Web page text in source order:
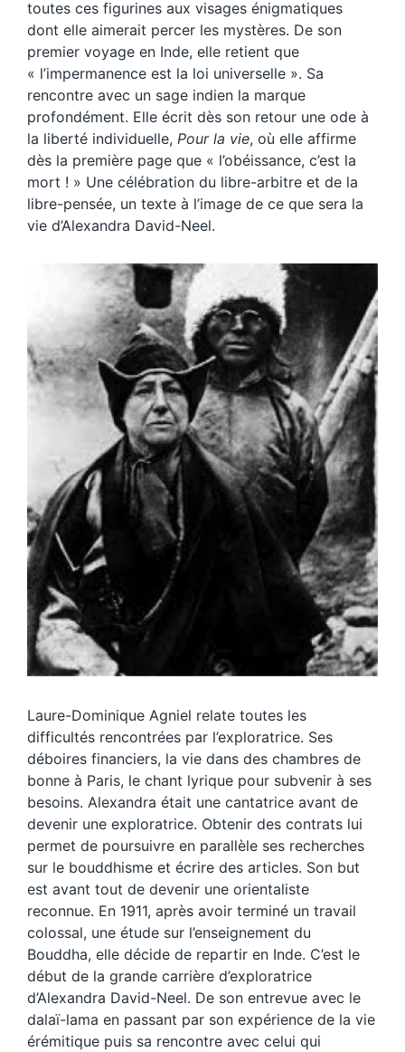
toutes ces figurines aux visages énigmatiques
dont elle aimerait percer les mystères. De son
premier voyage en Inde, elle retient que
« l’impermanence est la loi universelle ». Sa
rencontre avec un sage indien la marque
profondément. Elle écrit dès son retour une ode à
la liberté individuelle, Pour la vie, où elle affirme
dès la première page que « l’obéissance, c’est la
mort ! » Une célébration du libre-arbitre et de la
libre-pensée, un texte à l’image de ce que sera la
vie d’Alexandra David-Neel.
Laure-Dominique Agniel relate toutes les
difficultés rencontrées par l’exploratrice. Ses
déboires financiers, la vie dans des chambres de
bonne à Paris, le chant lyrique pour subvenir à ses
besoins. Alexandra était une cantatrice avant de
devenir une exploratrice. Obtenir des contrats lui
permet de poursuivre en parallèle ses recherches
sur le bouddhisme et écrire des articles. Son but
est avant tout de devenir une orientaliste
reconnue. En 1911, après avoir terminé un travail
colossal, une étude sur l’enseignement du
Bouddha, elle décide de repartir en Inde. C’est le
début de la grande carrière d’exploratrice
d’Alexandra David-Neel. De son entrevue avec le
dalaï-lama en passant par son expérience de la vie
érémitique puis sa rencontre avec celui qui